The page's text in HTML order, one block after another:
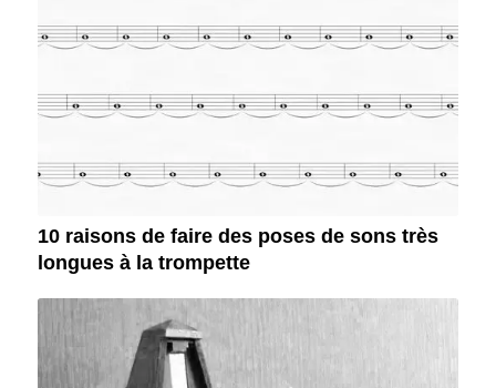
10 raisons de faire des poses de sons très
longues à la trompette